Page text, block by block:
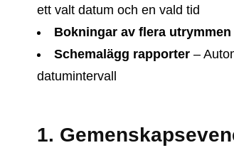
ett valt datum och en vald tid
Bokningar av flera utrymmen
Schemalägg rapporter –
datumintervall
1.